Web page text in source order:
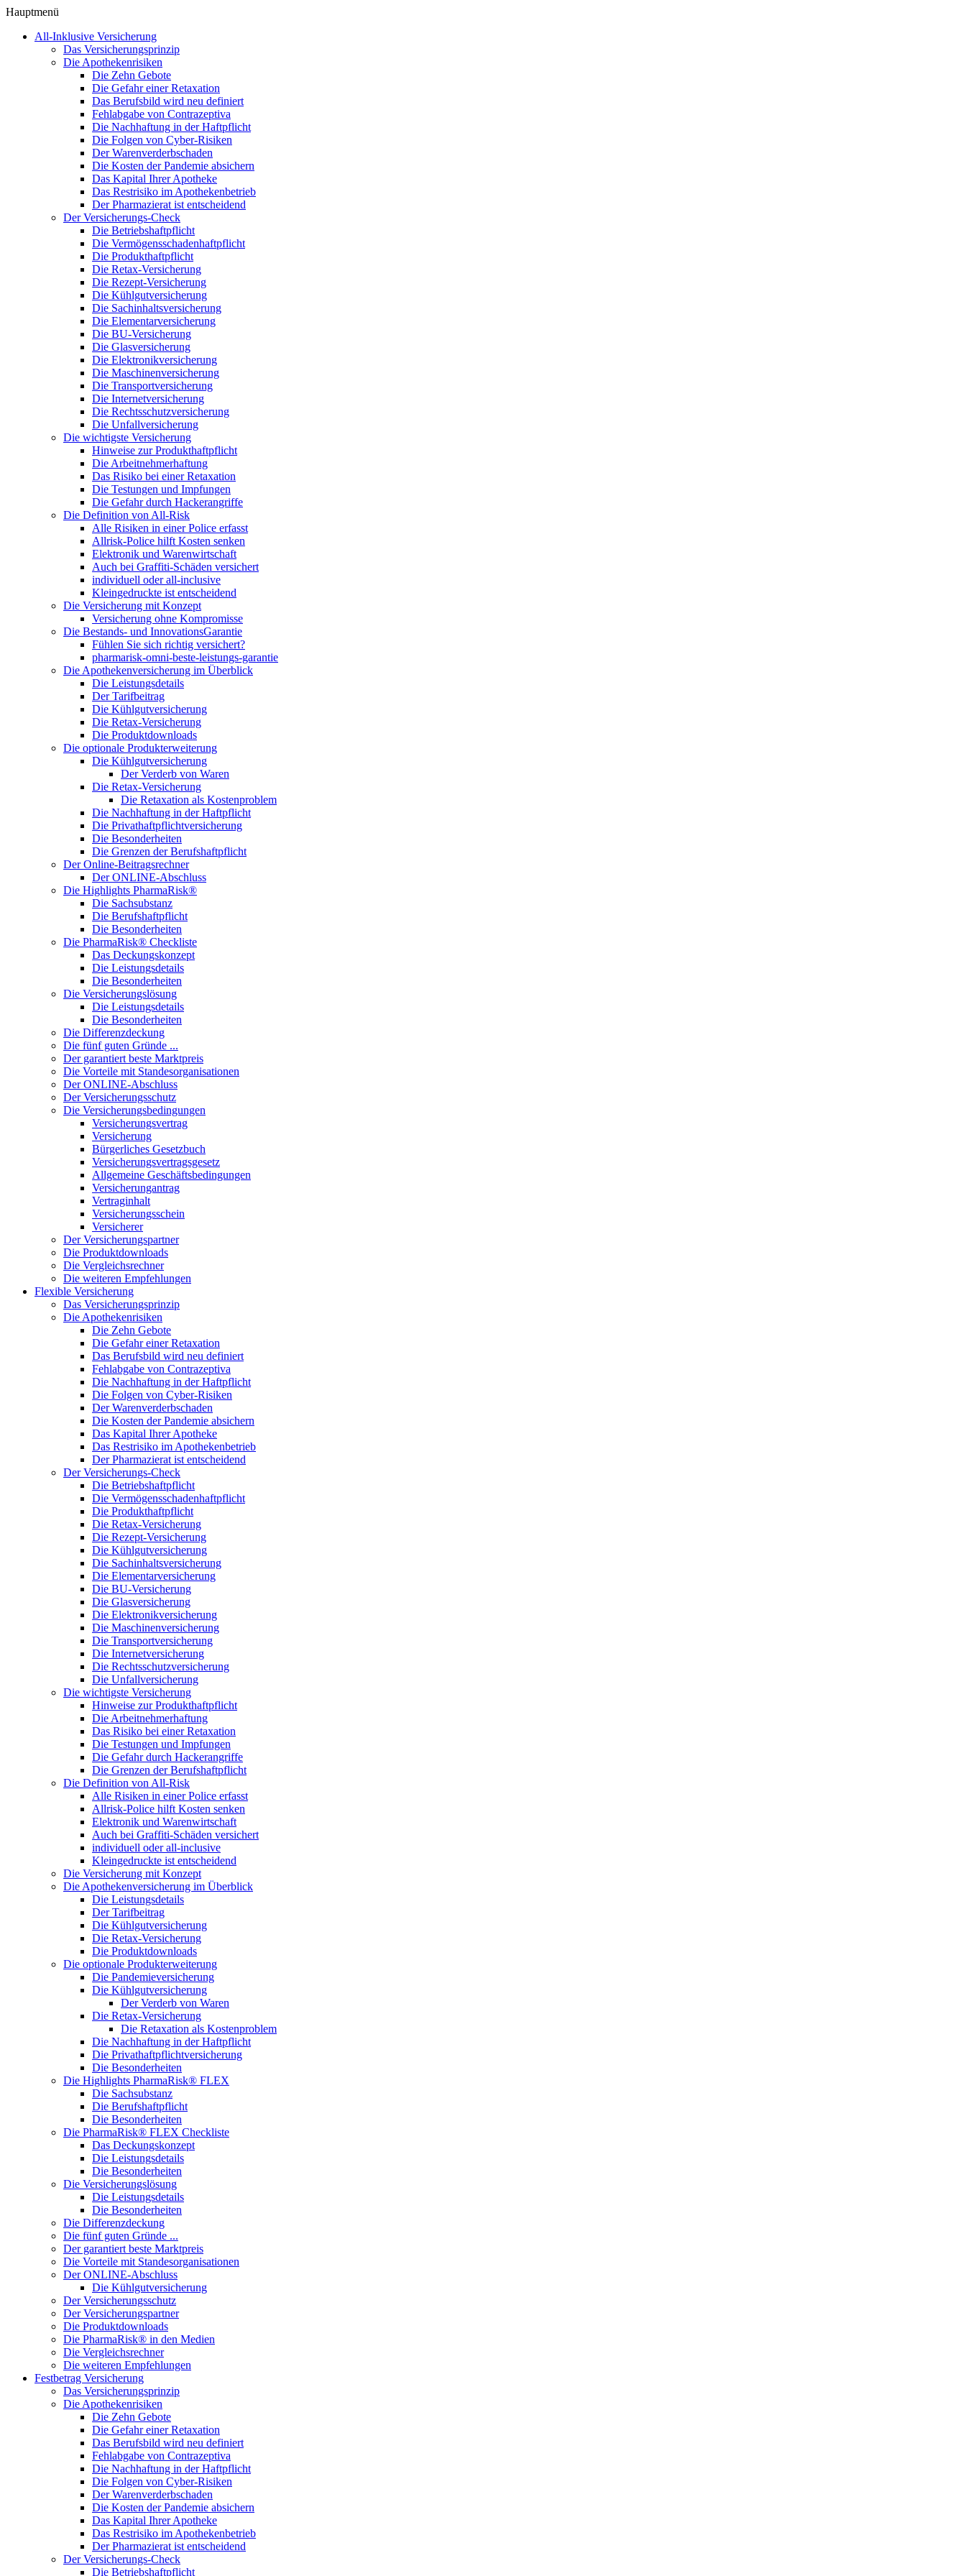
Hauptmenü
All-Inklusive Versicherung
Das Versicherungsprinzip
Die Apothekenrisiken
Die Zehn Gebote
Die Gefahr einer Retaxation
Das Berufsbild wird neu definiert
Fehlabgabe von Contrazeptiva
Die Nachhaftung in der Haftpflicht
Die Folgen von Cyber-Risiken
Der Warenverderbschaden
Die Kosten der Pandemie absichern
Das Kapital Ihrer Apotheke
Das Restrisiko im Apothekenbetrieb
Der Pharmazierat ist entscheidend
Der Versicherungs-Check
Die Betriebshaftpflicht
Die Vermögensschadenhaftpflicht
Die Produkthaftpflicht
Die Retax-Versicherung
Die Rezept-Versicherung
Die Kühlgutversicherung
Die Sachinhaltsversicherung
Die Elementarversicherung
Die BU-Versicherung
Die Glasversicherung
Die Elektronikversicherung
Die Maschinenversicherung
Die Transportversicherung
Die Internetversicherung
Die Rechtsschutzversicherung
Die Unfallversicherung
Die wichtigste Versicherung
Hinweise zur Produkthaftpflicht
Die Arbeitnehmerhaftung
Das Risiko bei einer Retaxation
Die Testungen und Impfungen
Die Gefahr durch Hackerangriffe
Die Definition von All-Risk
Alle Risiken in einer Police erfasst
Allrisk-Police hilft Kosten senken
Elektronik und Warenwirtschaft
Auch bei Graffiti-Schäden versichert
individuell oder all-inclusive
Kleingedruckte ist entscheidend
Die Versicherung mit Konzept
Versicherung ohne Kompromisse
Die Bestands- und InnovationsGarantie
Fühlen Sie sich richtig versichert?
pharmarisk-omni-beste-leistungs-garantie
Die Apothekenversicherung im Überblick
Die Leistungsdetails
Der Tarifbeitrag
Die Kühlgutversicherung
Die Retax-Versicherung
Die Produktdownloads
Die optionale Produkterweiterung
Die Kühlgutversicherung
Der Verderb von Waren
Die Retax-Versicherung
Die Retaxation als Kostenproblem
Die Nachhaftung in der Haftpflicht
Die Privathaftpflichtversicherung
Die Besonderheiten
Die Grenzen der Berufshaftpflicht
Der Online-Beitragsrechner
Der ONLINE-Abschluss
Die Highlights PharmaRisk®
Die Sachsubstanz
Die Berufshaftpflicht
Die Besonderheiten
Die PharmaRisk® Checkliste
Das Deckungskonzept
Die Leistungsdetails
Die Besonderheiten
Die Versicherungslösung
Die Leistungsdetails
Die Besonderheiten
Die Differenzdeckung
Die fünf guten Gründe ...
Der garantiert beste Marktpreis
Die Vorteile mit Standesorganisationen
Der ONLINE-Abschluss
Der Versicherungsschutz
Die Versicherungsbedingungen
Versicherungsvertrag
Versicherung
Bürgerliches Gesetzbuch
Versicherungsvertragsgesetz
Allgemeine Geschäftsbedingungen
Versicherungantrag
Vertraginhalt
Versicherungsschein
Versicherer
Der Versicherungspartner
Die Produktdownloads
Die Vergleichsrechner
Die weiteren Empfehlungen
Flexible Versicherung
Das Versicherungsprinzip
Die Apothekenrisiken
Die Zehn Gebote
Die Gefahr einer Retaxation
Das Berufsbild wird neu definiert
Fehlabgabe von Contrazeptiva
Die Nachhaftung in der Haftpflicht
Die Folgen von Cyber-Risiken
Der Warenverderbschaden
Die Kosten der Pandemie absichern
Das Kapital Ihrer Apotheke
Das Restrisiko im Apothekenbetrieb
Der Pharmazierat ist entscheidend
Der Versicherungs-Check
Die Betriebshaftpflicht
Die Vermögensschadenhaftpflicht
Die Produkthaftpflicht
Die Retax-Versicherung
Die Rezept-Versicherung
Die Kühlgutversicherung
Die Sachinhaltsversicherung
Die Elementarversicherung
Die BU-Versicherung
Die Glasversicherung
Die Elektronikversicherung
Die Maschinenversicherung
Die Transportversicherung
Die Internetversicherung
Die Rechtsschutzversicherung
Die Unfallversicherung
Die wichtigste Versicherung
Hinweise zur Produkthaftpflicht
Die Arbeitnehmerhaftung
Das Risiko bei einer Retaxation
Die Testungen und Impfungen
Die Gefahr durch Hackerangriffe
Die Grenzen der Berufshaftpflicht
Die Definition von All-Risk
Alle Risiken in einer Police erfasst
Allrisk-Police hilft Kosten senken
Elektronik und Warenwirtschaft
Auch bei Graffiti-Schäden versichert
individuell oder all-inclusive
Kleingedruckte ist entscheidend
Die Versicherung mit Konzept
Die Apothekenversicherung im Überblick
Die Leistungsdetails
Der Tarifbeitrag
Die Kühlgutversicherung
Die Retax-Versicherung
Die Produktdownloads
Die optionale Produkterweiterung
Die Pandemieversicherung
Die Kühlgutversicherung
Der Verderb von Waren
Die Retax-Versicherung
Die Retaxation als Kostenproblem
Die Nachhaftung in der Haftpflicht
Die Privathaftpflichtversicherung
Die Besonderheiten
Die Highlights PharmaRisk® FLEX
Die Sachsubstanz
Die Berufshaftpflicht
Die Besonderheiten
Die PharmaRisk® FLEX Checkliste
Das Deckungskonzept
Die Leistungsdetails
Die Besonderheiten
Die Versicherungslösung
Die Leistungsdetails
Die Besonderheiten
Die Differenzdeckung
Die fünf guten Gründe ...
Der garantiert beste Marktpreis
Die Vorteile mit Standesorganisationen
Der ONLINE-Abschluss
Die Kühlgutversicherung
Der Versicherungsschutz
Der Versicherungspartner
Die Produktdownloads
Die PharmaRisk® in den Medien
Die Vergleichsrechner
Die weiteren Empfehlungen
Festbetrag Versicherung
Das Versicherungsprinzip
Die Apothekenrisiken
Die Zehn Gebote
Die Gefahr einer Retaxation
Das Berufsbild wird neu definiert
Fehlabgabe von Contrazeptiva
Die Nachhaftung in der Haftpflicht
Die Folgen von Cyber-Risiken
Der Warenverderbschaden
Die Kosten der Pandemie absichern
Das Kapital Ihrer Apotheke
Das Restrisiko im Apothekenbetrieb
Der Pharmazierat ist entscheidend
Der Versicherungs-Check
Die Betriebshaftpflicht